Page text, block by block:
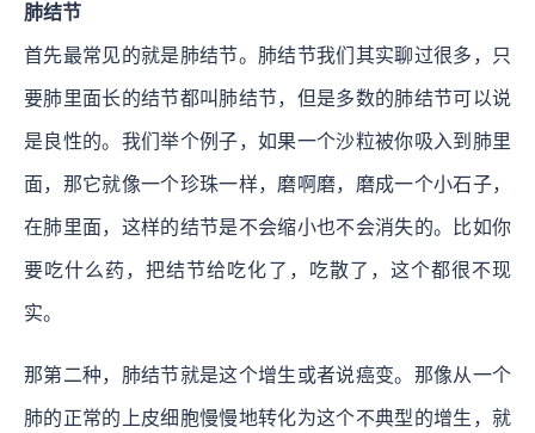
肺结节
首先最常见的就是肺结节。肺结节我们其实聊过很多，只
要肺里面长的结节都叫肺结节，但是多数的肺结节可以说
是良性的。我们举个例子，如果一个沙粒被你吸入到肺里
面，那它就像一个珍珠一样，磨啊磨，磨成一个小石子，
在肺里面，这样的结节是不会缩小也不会消失的。比如你
要吃什么药，把结节给吃化了，吃散了，这个都很不现
实。
那第二种，肺结节就是这个增生或者说癌变。那像从一个
肺的正常的上皮细胞慢慢地转化为这个不典型的增生，就